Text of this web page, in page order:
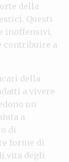
della
Questi
inoffensivi,
contribuire a
della
a vivere
un
a
di
forme di
vita degli